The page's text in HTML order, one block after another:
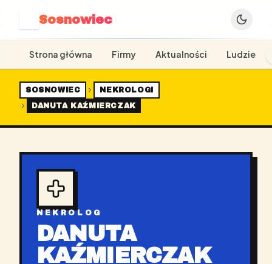
Sosnowiec
Strona główna Firmy Aktualności Ludzie
SOSNOWIEC
NEKROLOGI
DANUTA KAŹMIERCZAK
NEKROLOG
DANUTA
KAŹMIERCZAK